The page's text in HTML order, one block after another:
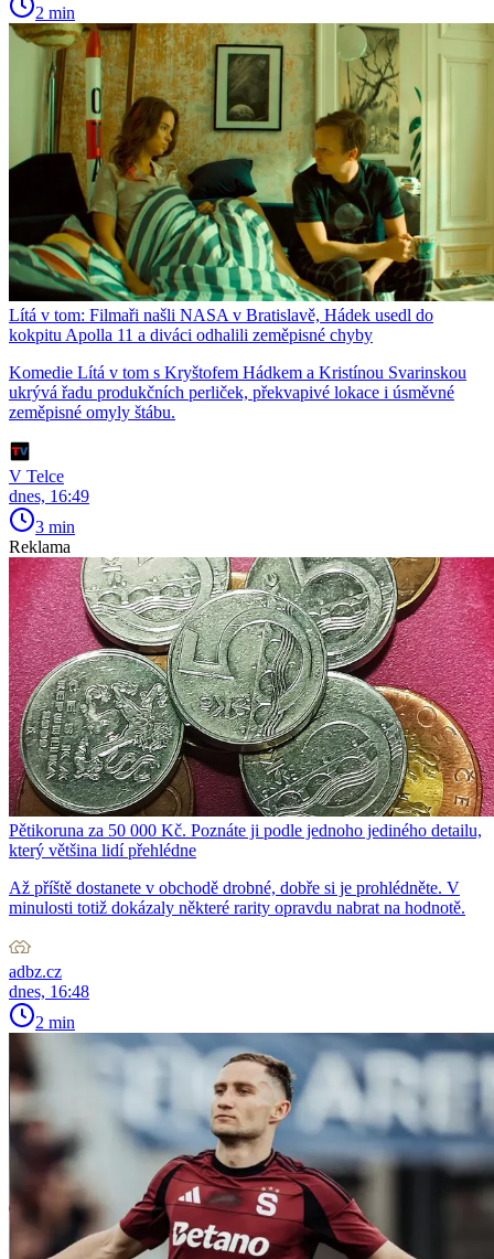
2 min
Lítá v tom: Filmaři našli NASA v Bratislavě, Hádek usedl do
kokpitu Apolla 11 a diváci odhalili zeměpisné chyby
Komedie Lítá v tom s Kryštofem Hádkem a Kristínou Svarinskou
ukrývá řadu produkčních perliček, překvapivé lokace i úsměvné
zeměpisné omyly štábu.
V Telce
dnes, 16:49
3 min
Reklama
Pětikoruna za 50 000 Kč. Poznáte ji podle jednoho jediného detailu,
který většina lidí přehlédne
Až příště dostanete v obchodě drobné, dobře si je prohlédněte. V
minulosti totiž dokázaly některé rarity opravdu nabrat na hodnotě.
adbz.cz
dnes, 16:48
2 min